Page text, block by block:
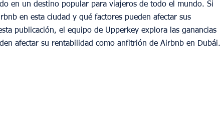
en un destino popular para viajeros de todo el mundo. Si
en esta ciudad y qué factores pueden afectar sus
publicación, el equipo de Upperkey explora las ganancias
afectar su rentabilidad como anfitrión de Airbnb en Dubái.